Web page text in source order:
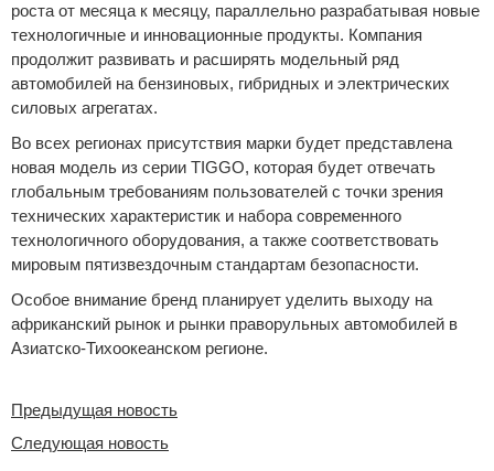
роста от месяца к месяцу, параллельно разрабатывая новые
технологичные и инновационные продукты. Компания
продолжит развивать и расширять модельный ряд
автомобилей на бензиновых, гибридных и электрических
силовых агрегатах.
Во всех регионах присутствия марки будет представлена
новая модель из серии TIGGO, которая будет отвечать
глобальным требованиям пользователей с точки зрения
технических характеристик и набора современного
технологичного оборудования, а также соответствовать
мировым пятизвездочным стандартам безопасности.
Особое внимание бренд планирует уделить выходу на
африканский рынок и рынки праворульных автомобилей в
Азиатско-Тихоокеанском регионе.
Предыдущая новость
Следующая новость